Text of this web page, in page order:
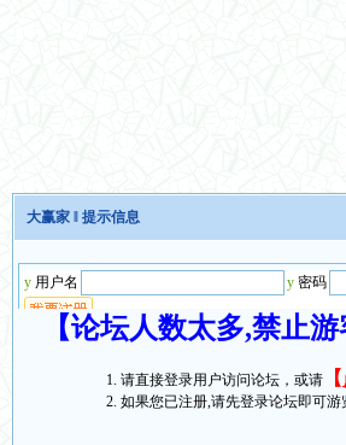
大赢家 ‖ 提示信息
【论坛人数太多,禁止
请直接登录用户访问论坛，或请 【
如果您已注册,请先登录论坛即可游